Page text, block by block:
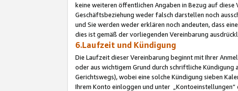
keine weiteren öffentlichen Angaben in Bezug auf diese
Geschäftsbeziehung weder falsch darstellen noch
und Sie werden weder erklären noch andeuten, dass
dies ist gemäß der vorliegenden Vereinbarung
6.Laufzeit und Kündigung
Die Laufzeit dieser Vereinbarung beginnt mit Ihrer
oder aus wichtigem Grund durch schriftliche
Gerichtswegs), wobei eine solche Kündigung sieben
Ihrem Konto einloggen und unter „Kontoeinstellungen“